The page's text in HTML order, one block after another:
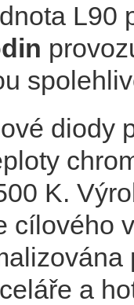
L90
diody
K.
cílového
a